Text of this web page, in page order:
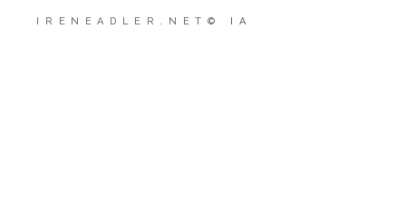
IRENEADLER.NET © IA